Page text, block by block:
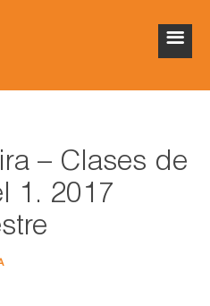
– Clases de
1. 2017